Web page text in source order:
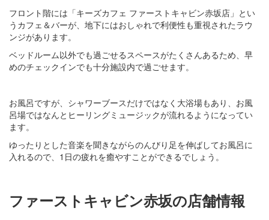
フロント階には「キーズカフェ ファーストキャビン赤坂店」とい
うカフェ＆バーが、地下にはおしゃれで利便性も重視されたラウ
ンジがあります。
ベッドルーム以外でも過ごせるスペースがたくさんあるため、早
めのチェックインでも十分施設内で過ごせます。
お風呂ですが、シャワーブースだけではなく大浴場もあり、お風
呂場ではなんとヒーリングミュージックが流れるようになってい
ます。
ゆったりとした音楽を聞きながらのんびり足を伸ばしてお風呂に
入れるので、1日の疲れを癒やすことができるでしょう。
ファーストキャビン赤坂の店舗情報